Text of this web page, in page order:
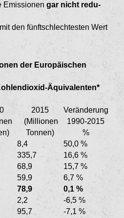
Emissionen gar nicht redu­
den fünftschlechtesten Wert
der Europäischen
Äquivalenten*
2015
(Millionen
Tonnen)
Veränderung
1990-2015
%
8,4
50,0 %
335,7
16,6 %
68,9
15,7 %
59,9
6,7 %
78,9
0,1 %
2,2
-6,5 %
95,7
-7,1 %